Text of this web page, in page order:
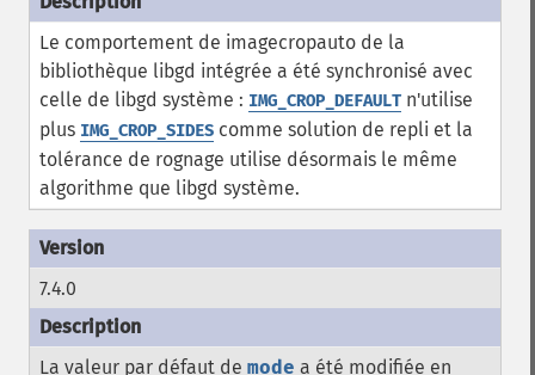
Le comportement de imagecropauto de la
bibliothèque libgd intégrée a été synchronisé avec
celle de libgd système : IMG_CROP_DEFAULT n'utilise
plus IMG_CROP_SIDES comme solution de repli et la
tolérance de rognage utilise désormais le même
algorithme que libgd système.
7.4.0
La valeur par défaut de mode a été modifiée en